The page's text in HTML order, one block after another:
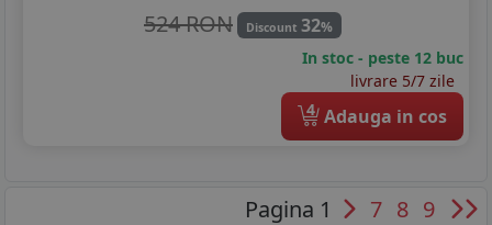
524 RON Discount 32%
In stoc - peste 12 buc
livrare 5/7 zile
4 Adauga in cos
Pagina 1 7 8 9